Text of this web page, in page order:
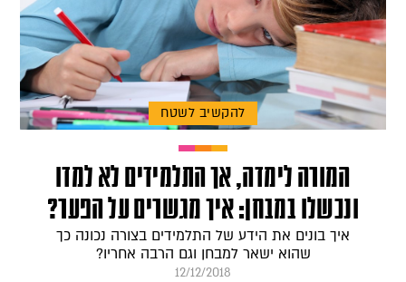
להקשיב לשטח
המורה לימדה, אך התלמידים לא למדו
ונכשלו במבחן: איך מגשרים על הפער?
איך בונים את הידע של התלמידים בצורה נכונה כך
שהוא ישאר למבחן וגם הרבה אחריו?
12/12/2018